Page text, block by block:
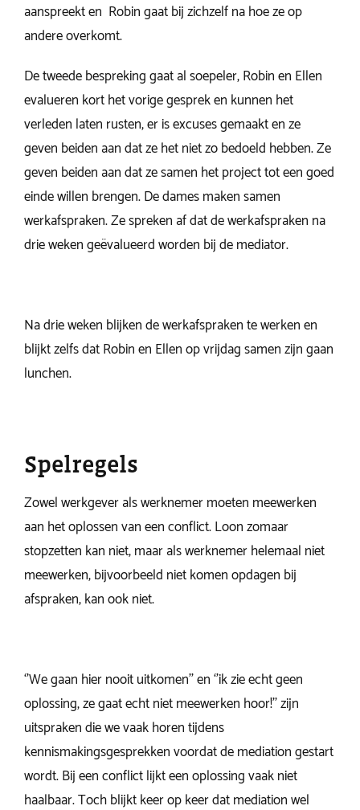
aanspreekt en Robin gaat bij zichzelf na hoe ze op
andere overkomt.
De tweede bespreking gaat al soepeler, Robin en Ellen
evalueren kort het vorige gesprek en kunnen het
verleden laten rusten, er is excuses gemaakt en ze
geven beiden aan dat ze het niet zo bedoeld hebben. Ze
geven beiden aan dat ze samen het project tot een goed
einde willen brengen. De dames maken samen
werkafspraken. Ze spreken af dat de werkafspraken na
drie weken geëvalueerd worden bij de mediator.
Na drie weken blijken de werkafspraken te werken en
blijkt zelfs dat Robin en Ellen op vrijdag samen zijn gaan
lunchen.
Spelregels
Zowel werkgever als werknemer moeten meewerken
aan het oplossen van een conflict. Loon zomaar
stopzetten kan niet, maar als werknemer helemaal niet
meewerken, bijvoorbeeld niet komen opdagen bij
afspraken, kan ook niet.
‘’We gaan hier nooit uitkomen’’ en ‘’ik zie echt geen
oplossing, ze gaat echt niet meewerken hoor!’’ zijn
uitspraken die we vaak horen tijdens
kennismakingsgesprekken voordat de mediation gestart
wordt. Bij een conflict lijkt een oplossing vaak niet
haalbaar. Toch blijkt keer op keer dat mediation wel